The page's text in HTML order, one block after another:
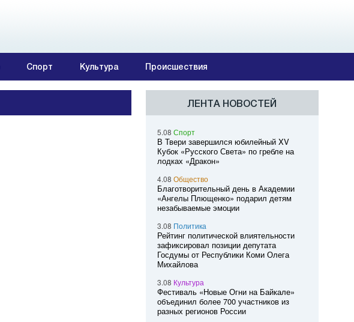
Спорт Культура Происшествия
ЛЕНТА НОВОСТЕЙ
5.08 Спорт
В Твери завершился юбилейный XV
Кубок «Русского Света» по гребле на
лодках «Дракон»
4.08 Общество
Благотворительный день в Академии
«Ангелы Плющенко» подарил детям
незабываемые эмоции
3.08 Политика
Рейтинг политической влиятельности
зафиксировал позиции депутата
Госдумы от Республики Коми Олега
Михайлова
3.08 Культура
Фестиваль «Новые Огни на Байкале»
объединил более 700 участников из
разных регионов России